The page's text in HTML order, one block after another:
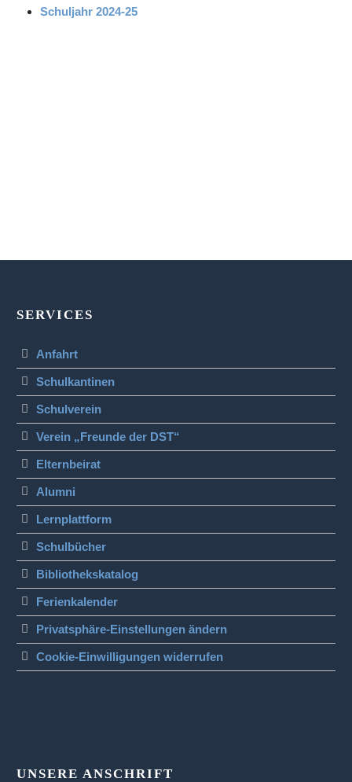
Schuljahr 2024-25
SERVICES
Anfahrt
Schulkantinen
Schulverein
Verein „Freunde der DST“
Elternbeirat
Alumni
Lernplattform
Schulbücher
Bibliothekskatalog
Ferienkalender
Privatsphäre-Einstellungen ändern
Cookie-Einwilligungen widerrufen
UNSERE ANSCHRIFT